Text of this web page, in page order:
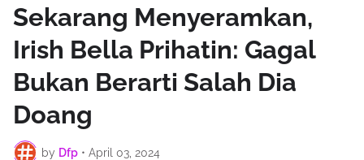
Sekarang Menyeramkan,
Irish Bella Prihatin: Gagal
Bukan Berarti Salah Dia
Doang
by Dfp • April 03, 2024